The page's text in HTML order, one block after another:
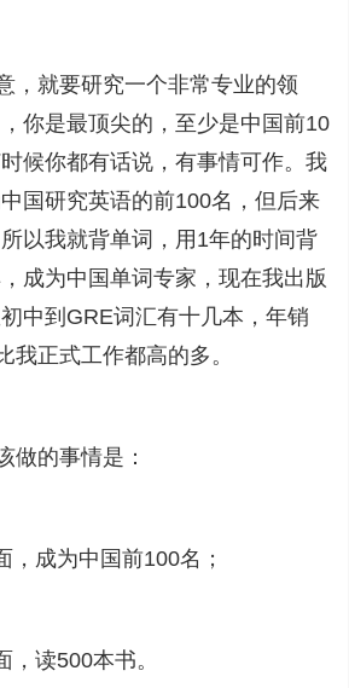
就要研究一个非常专业的领
你是最顶尖的，至少是中国前10
候你都有话说，有事情可作。我
国研究英语的前100名，但后来
以我就背单词，用1年的时间背
成为中国单词专家，现在我出版
中到GRE词汇有十几本，年销
我正式工作都高的多。
的事情是：
成为中国前100名；
读500本书。